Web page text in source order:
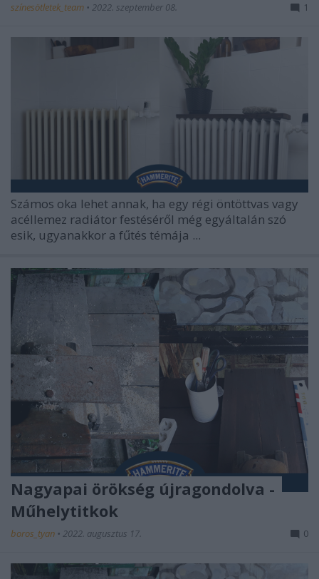
színesötletek_team • 2022. szeptember 08. 1
Számos oka lehet annak, ha egy régi öntöttvas vagy
acéllemez radiátor festéséről még egyáltalán szó
esik, ugyanakkor a fűtés témája ...
Nagyapai örökség újragondolva -
Műhelytitkok
boros_tyan • 2022. augusztus 17. 0